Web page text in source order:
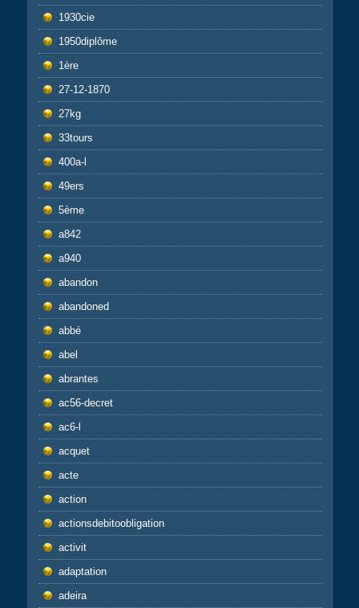
1930cie
1950diplôme
1ère
27-12-1870
27kg
33tours
400a-l
49ers
5ème
a842
a940
abandon
abandoned
abbé
abel
abrantes
ac56-decret
ac6-l
acquet
acte
action
actionsdebitoobligation
activit
adaptation
adeira